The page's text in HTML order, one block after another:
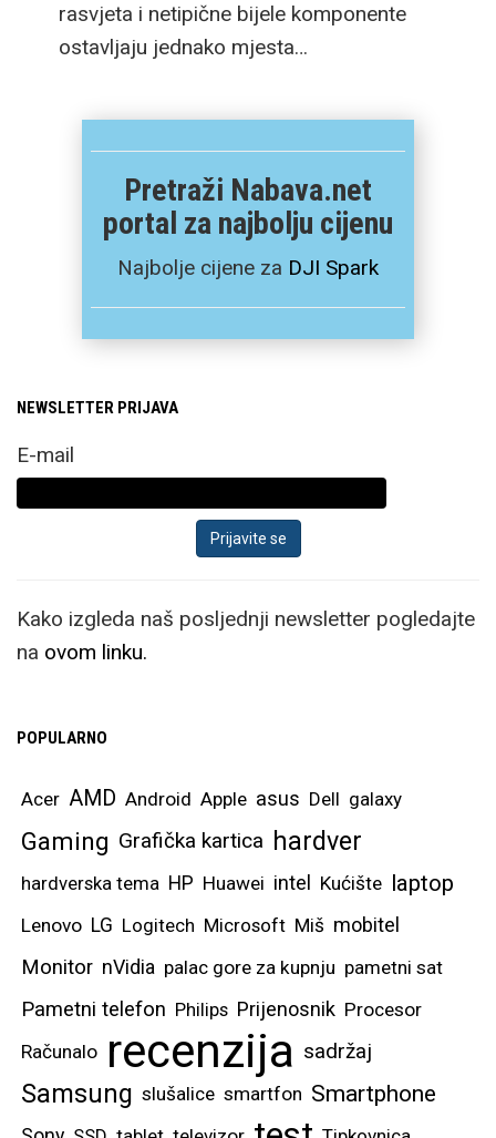
rasvjeta i netipične bijele komponente
ostavljaju jednako mjesta…
Pretraži Nabava.net
portal za najbolju cijenu
Najbolje cijene za DJI Spark
NEWSLETTER PRIJAVA
E-mail
Kako izgleda naš posljednji newsletter pogledajte
na ovom linku.
POPULARNO
Acer AMD Android Apple asus Dell galaxy
Gaming Grafička kartica hardver
hardverska tema HP Huawei intel Kućište laptop
Lenovo LG Logitech Microsoft Miš mobitel
Monitor nVidia palac gore za kupnju pametni sat
Pametni telefon Philips Prijenosnik Procesor
Računalo recenzija sadržaj
Samsung slušalice smartfon Smartphone